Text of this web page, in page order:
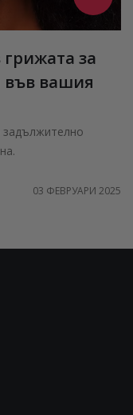
за
вашия
задължително
03 ФЕВРУАРИ 2025